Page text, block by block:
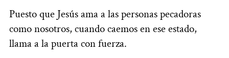
Puesto que Jesús ama a las personas pecadoras
como nosotros, cuando caemos en ese estado,
llama a la puerta con fuerza.